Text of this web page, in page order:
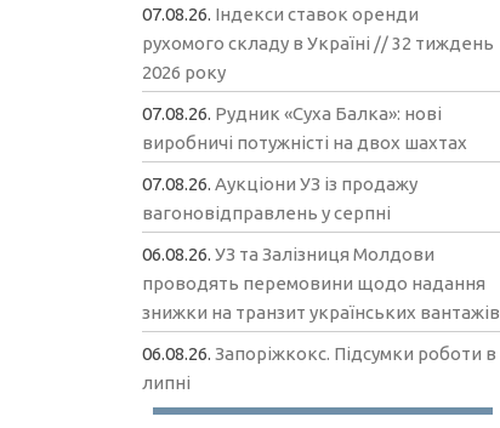
07.08.26. Індекси ставок оренди
рухомого складу в Україні // 32 тиждень
2026 року
07.08.26. Рудник «Суха Балка»: нові
виробничі потужністі на двох шахтах
07.08.26.Аукціони УЗ із продажу
вагоновідправлень у серпні
06.08.26.УЗ та Залізниця Молдови
проводять перемовини щодо надання
знижки на транзит українських вантажів
06.08.26.Запоріжкокс. Підсумки роботи в
липні